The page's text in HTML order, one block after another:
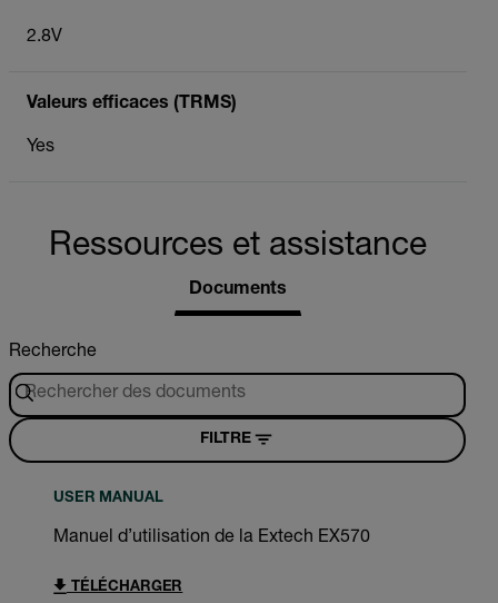
2.8V
Valeurs efficaces (TRMS)
Yes
Ressources et assistance
Documents
Recherche
FILTRE
USER MANUAL
Manuel d’utilisation de la Extech EX570
TÉLÉCHARGER